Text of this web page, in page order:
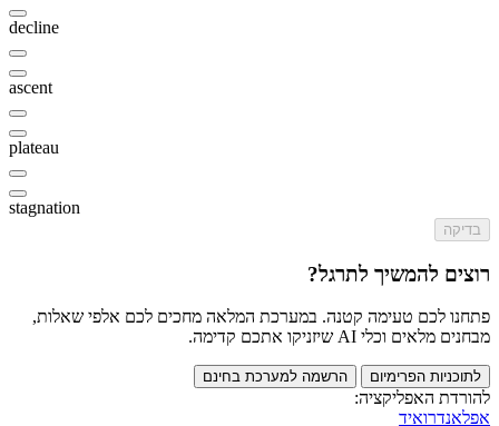
decline
ascent
plateau
stagnation
בדיקה
רוצים להמשיך לתרגל?
פתחנו לכם טעימה קטנה. במערכת המלאה מחכים לכם אלפי שאלות,
מבחנים מלאים וכלי AI שיזניקו אתכם קדימה.
לתוכניות הפרימיום הרשמה למערכת בחינם
להורדת האפליקציה:
אפלאנדרואיד